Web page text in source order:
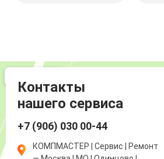
Контакты
нашего сервиса
+7 (906) 030 00-44
КОМПМАСТЕР | Сервис | Ремонт
Компмастер
Ремонт аудиотехники и видеотехники в Одинцово